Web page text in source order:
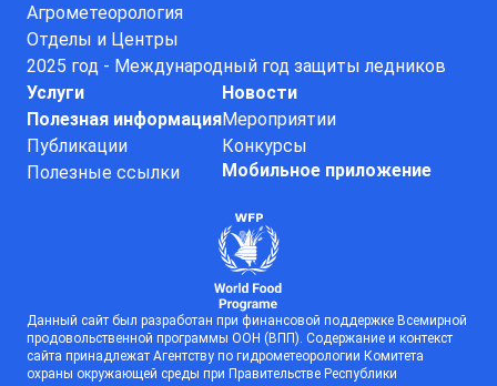
Агрометеорология
Отделы и Центры
2025 год - Международный год защиты ледников
Услуги
Полезная информация
Публикации
Полезные ссылки
Новости
Мероприятии
Конкурсы
Мобильное приложение
Данный сайт был разработан при финансовой поддержке Всемирной
продовольственной программы ООН (ВПП). Содержание и контекст
сайта принадлежат Агентству по гидрометеорологии Комитета
охраны окружающей среды при Правительстве Республики